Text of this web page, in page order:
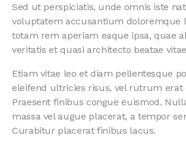
Sed ut perspiciatis, unde omnis iste
voluptatem accusantium doloremque
totam rem aperiam eaque ipsa, quae
veritatis et quasi architecto beatae
Etiam vitae leo et diam pellentesque
eleifend ultricies risus, vel rutrum erat
Praesent finibus congue euismod.
massa vel augue placerat, a tempor
Curabitur placerat finibus lacus.